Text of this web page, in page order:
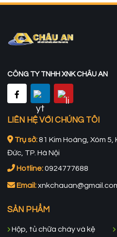
CÔNG TY TNHH XNK CHÂU AN
LIÊN HỆ VỚI CHÚNG TÔI
Trụ sở:81 Kim Hoàng, Xóm 5,
Đức, TP. Hà Nội
Hotline:0924777688
Email:
SẢN PHẨM
Hộp, tủ chữa cháy và kệ